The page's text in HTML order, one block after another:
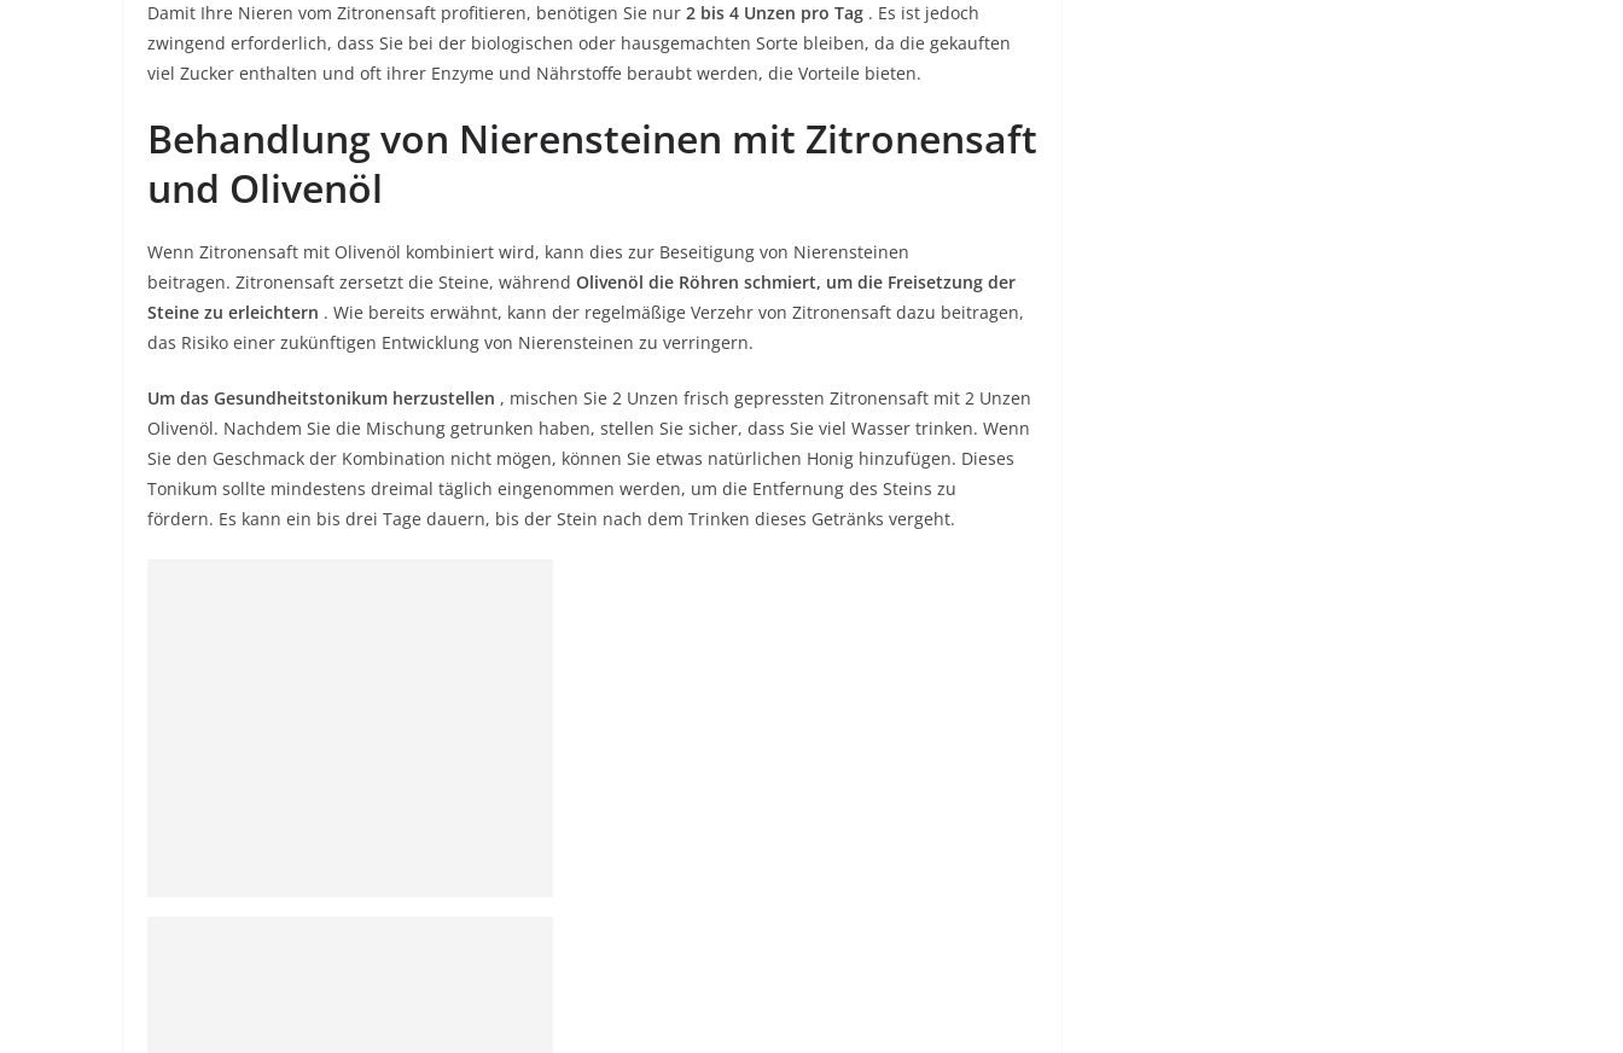
Damit Ihre Nieren vom Zitronensaft profitieren, benötigen Sie nur 2 bis 4 Unzen pro Tag . Es ist jedoch
zwingend erforderlich, dass Sie bei der biologischen oder hausgemachten Sorte bleiben, da die gekauften
viel Zucker enthalten und oft ihrer Enzyme und Nährstoffe beraubt werden, die Vorteile bieten.
Behandlung von Nierensteinen mit Zitronensaft
und Olivenöl
Wenn Zitronensaft mit Olivenöl kombiniert wird, kann dies zur Beseitigung von Nierensteinen
beitragen. Zitronensaft zersetzt die Steine, während Olivenöl die Röhren schmiert, um die Freisetzung der
Steine ​​​​zu erleichtern . Wie bereits erwähnt, kann der regelmäßige Verzehr von Zitronensaft dazu beitragen,
das Risiko einer zukünftigen Entwicklung von Nierensteinen zu verringern.
Um das Gesundheitstonikum herzustellen , mischen Sie 2 Unzen frisch gepressten Zitronensaft mit 2 Unzen
Olivenöl. Nachdem Sie die Mischung getrunken haben, stellen Sie sicher, dass Sie viel Wasser trinken. Wenn
Sie den Geschmack der Kombination nicht mögen, können Sie etwas natürlichen Honig hinzufügen. Dieses
Tonikum sollte mindestens dreimal täglich eingenommen werden, um die Entfernung des Steins zu
fördern. Es kann ein bis drei Tage dauern, bis der Stein nach dem Trinken dieses Getränks vergeht.